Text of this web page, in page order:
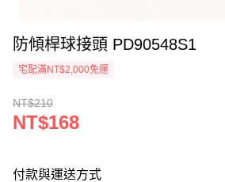
防傾桿球接頭 PD90548S1
宅配滿NT$2,000免運
NT$210
NT$168
付款與運送方式